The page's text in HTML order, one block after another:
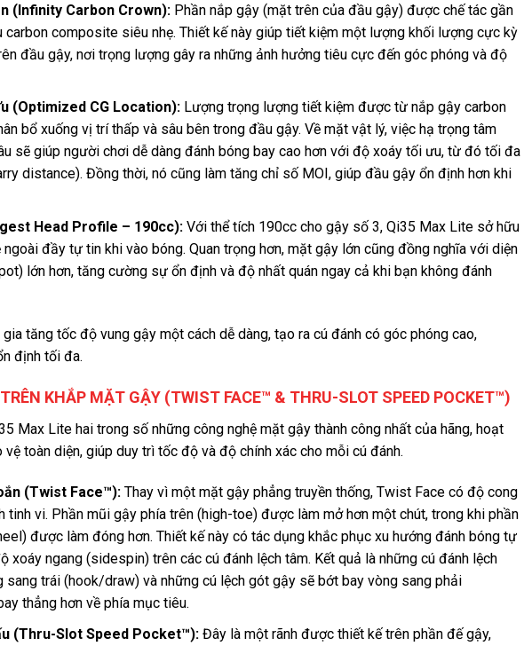
(Infinity Carbon Crown):Phần nắp gậy (mặt trên của đầu gậy) được chế tác gần
carbon composite siêu nhẹ. Thiết kế này giúp tiết kiệm một lượng khối lượng cực kỳ
đầu gậy, nơi trọng lượng gây ra những ảnh hưởng tiêu cực đến góc phóng và độ
(Optimized CG Location):Lượng trọng lượng tiết kiệm được từ nắp gậy carbon
bổ xuống vị trí thấp và sâu bên trong đầu gậy. Về mặt vật lý, việc hạ trọng tâm
sẽ giúp người chơi dễ dàng đánh bóng bay cao hơn với độ xoáy tối ưu, từ đó tối đa
distance). Đồng thời, nó cũng làm tăng chỉ số MOI, giúp đầu gậy ổn định hơn khi
Head Profile – 190cc):Với thể tích 190cc cho gậy số 3, Qi35 Max Lite sở hữu
đầy tự tin khi vào bóng. Quan trọng hơn, mặt gậy lớn cũng đồng nghĩa với diện
lớn hơn, tăng cường sự ổn định và độ nhất quán ngay cả khi bạn không đánh
tăng tốc độ vung gậy một cách dễ dàng, tạo ra cú đánh có góc phóng cao,
định tối đa.
KHẮP MẶT GẬY (TWIST FACE™ & THRU-SLOT SPEED POCKET™)
Max Lite hai trong số những công nghệ mặt gậy thành công nhất của hãng, hoạt
toàn diện, giúp duy trì tốc độ và độ chính xác cho mỗi cú đánh.
(Twist Face™):Thay vì một mặt gậy phẳng truyền thống, Twist Face có độ cong
tinh vi. Phần mũi gậy phía trên (high-toe) được làm mở hơn một chút, trong khi phần
được làm đóng hơn. Thiết kế này có tác dụng khắc phục xu hướng đánh bóng tự
xoáy ngang (sidespin) trên các cú đánh lệch tâm. Kết quả là những cú đánh lệch
trái (hook/draw) và những cú lệch gót gậy sẽ bớt bay vòng sang phải
thẳng hơn về phía mục tiêu.
(Thru-Slot Speed Pocket™):Đây là một rãnh được thiết kế trên phần đế gậy,